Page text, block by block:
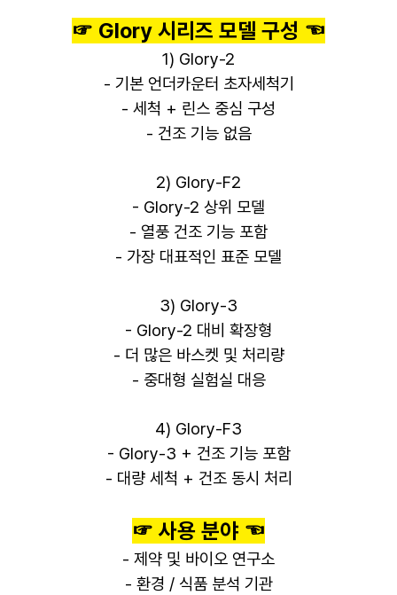
☞ Glory 시리즈 모델 구성 ☜
1) Glory-2
- 기본 언더카운터 초자세척기
- 세척 + 린스 중심 구성
- 건조 기능 없음
2) Glory-F2
- Glory-2 상위 모델
- 열풍 건조 기능 포함
- 가장 대표적인 표준 모델
3) Glory-3
- Glory-2 대비 확장형
- 더 많은 바스켓 및 처리량
- 중대형 실험실 대응
4) Glory-F3
- Glory-3 + 건조 기능 포함
- 대량 세척 + 건조 동시 처리
☞ 사용 분야 ☜
- 제약 및 바이오 연구소
- 환경 / 식품 분석 기관